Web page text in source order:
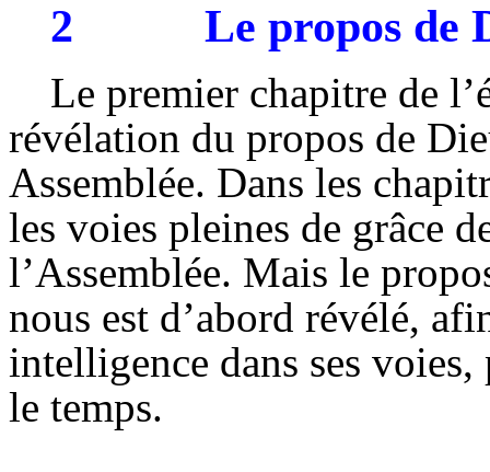
2 Le propos de
Le premier chapitre de
révélation du propos de
Assemblée. Dans les
les voies pleines de grâce
l’Assemblée. Mais le
nous est d’abord révélé,
intelligence dans ses voies,
le temps.